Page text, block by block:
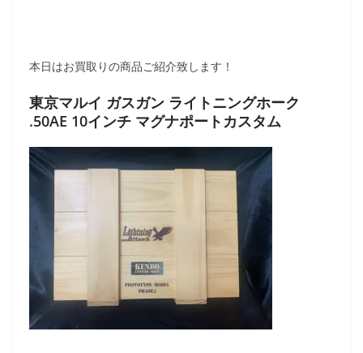
本日はお買取りの商品ご紹介致します！
東京マルイ ガスガン ライトニングホーク
.50AE 10インチ マグナポートカスタム